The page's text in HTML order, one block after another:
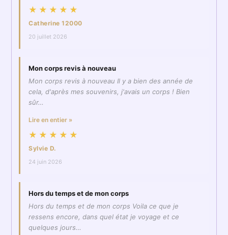
★★★★★
Catherine 12000
20 juillet 2026
Mon corps revis à nouveau
Mon corps revis à nouveau Il y a bien des année de
cela, d'après mes souvenirs, j'avais un corps ! Bien
sûr…
Lire en entier »
★★★★★
Sylvie D.
24 juin 2026
Hors du temps et de mon corps
Hors du temps et de mon corps Voila ce que je
ressens encore, dans quel état je voyage et ce
quelques jours…